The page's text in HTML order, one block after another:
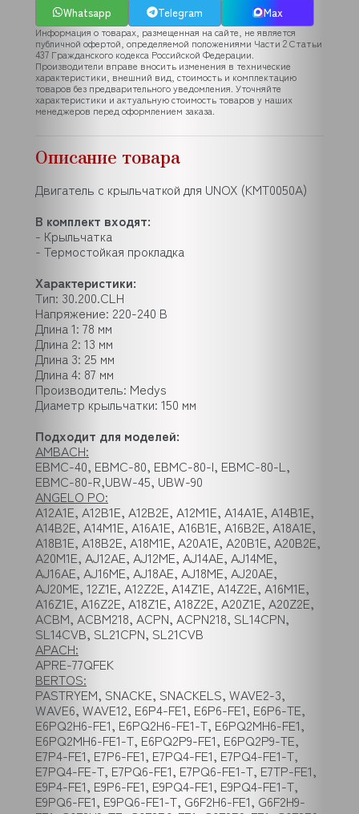
Whatsapp
Telegram Max
Информация о товарах, размещенная на сайте, не является
публичной офертой, определяемой положениями Части 2 Статьи
437 Гражданского кодекса Российской Федерации.
Производители вправе вносить изменения в технические
характеристики, внешний вид, стоимость и комплектацию
товаров без предварительного уведомления. Уточняйте
характеристики и актуальную стоимость товаров у наших
менеджеров перед оформлением заказа.
Описание товара
Двигатель с крыльчаткой для UNOX (KMT0050A)
В комплект входят:
- Крыльчатка
- Термостойкая прокладка
Характеристики:
Тип: 30.200.CLH
Напряжение: 220-240 В
Длина 1: 78 мм
Длина 2: 13 мм
Длина 3: 25 мм
Длина 4: 87 мм
Производитель: Medys
Диаметр крыльчатки: 150 мм
Подходит для моделей:
AMBACH:
EBMC-40, EBMC-80, EBMC-80-I, EBMC-80-L,
EBMC-80-R,UBW-45, UBW-90
ANGELO PO:
A12A1E, A12B1E, A12B2E, A12M1E, A14A1E, A14B1E,
A14B2E, A14M1E, A16A1E, A16B1E, A16B2E, A18A1E,
A18B1E, A18B2E, A18M1E, A20A1E, A20B1E, A20B2E,
A20M1E, AJ12AE, AJ12ME, AJ14AE, AJ14ME,
AJ16AE, AJ16ME, AJ18AE, AJ18ME, AJ20AE,
AJ20ME, 12Z1E, A12Z2E, A14Z1E, A14Z2E, A16M1E,
A16Z1E, A16Z2E, A18Z1E, A18Z2E, A20Z1E, A20Z2E,
ACBM, ACBM218, ACPN, ACPN218, SL14CPN,
SL14CVB, SL21CPN, SL21CVB
APACH:
APRE-77QFEK
BERTOS:
PASTRYEM, SNACKE, SNACKELS, WAVE2-3,
WAVE6, WAVE12, E6P4-FE1, E6P6-FE1, E6P6-TE,
E6PQ2H6-FE1, E6PQ2H6-FE1-T, E6PQ2MH6-FE1,
E6PQ2MH6-FE1-T, E6PQ2P9-FE1, E6PQ2P9-TE,
E7P4-FE1, E7P6-FE1, E7PQ4-FE1, E7PQ4-FE1-T,
E7PQ4-FE-T, E7PQ6-FE1, E7PQ6-FE1-T, E7TP-FE1,
E9P4-FE1, E9P6-FE1, E9PQ4-FE1, E9PQ4-FE1-T,
E9PQ6-FE1, E9PQ6-FE1-T, G6F2H6-FE1, G6F2H9-